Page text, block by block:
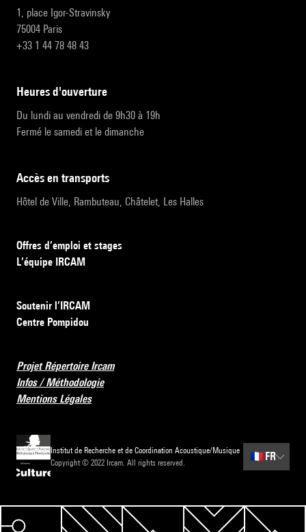
1, place Igor-Stravinsky
75004 Paris
+33 1 44 78 48 43
heures d'ouverture
Du lundi au vendredi de 9h30 à 19h
Fermé le samedi et le dimanche
accès en transports
Hôtel de Ville, Rambuteau, Châtelet, Les Halles
Offres d’emploi et stages
L’équipe IRCAM
Soutenir l’IRCAM
Centre Pompidou
Projet Répertoire Ircam
Infos / Méthodologie
Mentions Légales
Institut de Recherche et de Coordination Acoustique/Musique
Copyright © 2022 Ircam. All rights reserved.
🇫🇷 FR